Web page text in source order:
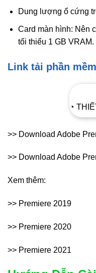
Dung lượng ổ cứng
Card màn hình: Nên
tối thiểu 1 GB VRAM.
Link tải phần mềm
◔
>> Download Adobe
>> Download Adobe
Xem thêm:
>> Premiere 2019
>> Premiere 2020
>> Premiere 2021